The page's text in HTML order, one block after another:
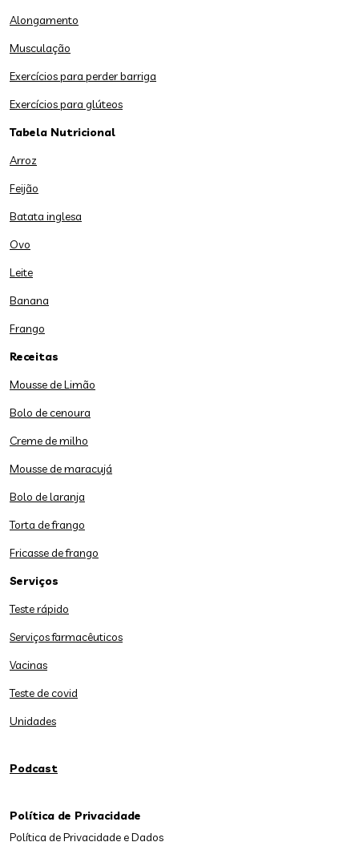
Alongamento
Musculação
Exercícios para perder barriga
Exercícios para glúteos
Tabela Nutricional
Arroz
Feijão
Batata inglesa
Ovo
Leite
Banana
Frango
Receitas
Mousse de Limão
Bolo de cenoura
Creme de milho
Mousse de maracujá
Bolo de laranja
Torta de frango
Fricasse de frango
Serviços
Teste rápido
Serviços farmacêuticos
Vacinas
Teste de covid
Unidades
Podcast
Política de Privacidade
Política de Privacidade e Dados